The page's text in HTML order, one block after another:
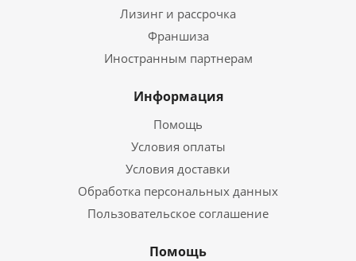
Лизинг и рассрочка
Франшиза
Иностранным партнерам
Информация
Помощь
Условия оплаты
Условия доставки
Обработка персональных данных
Пользовательское соглашение
Помощь